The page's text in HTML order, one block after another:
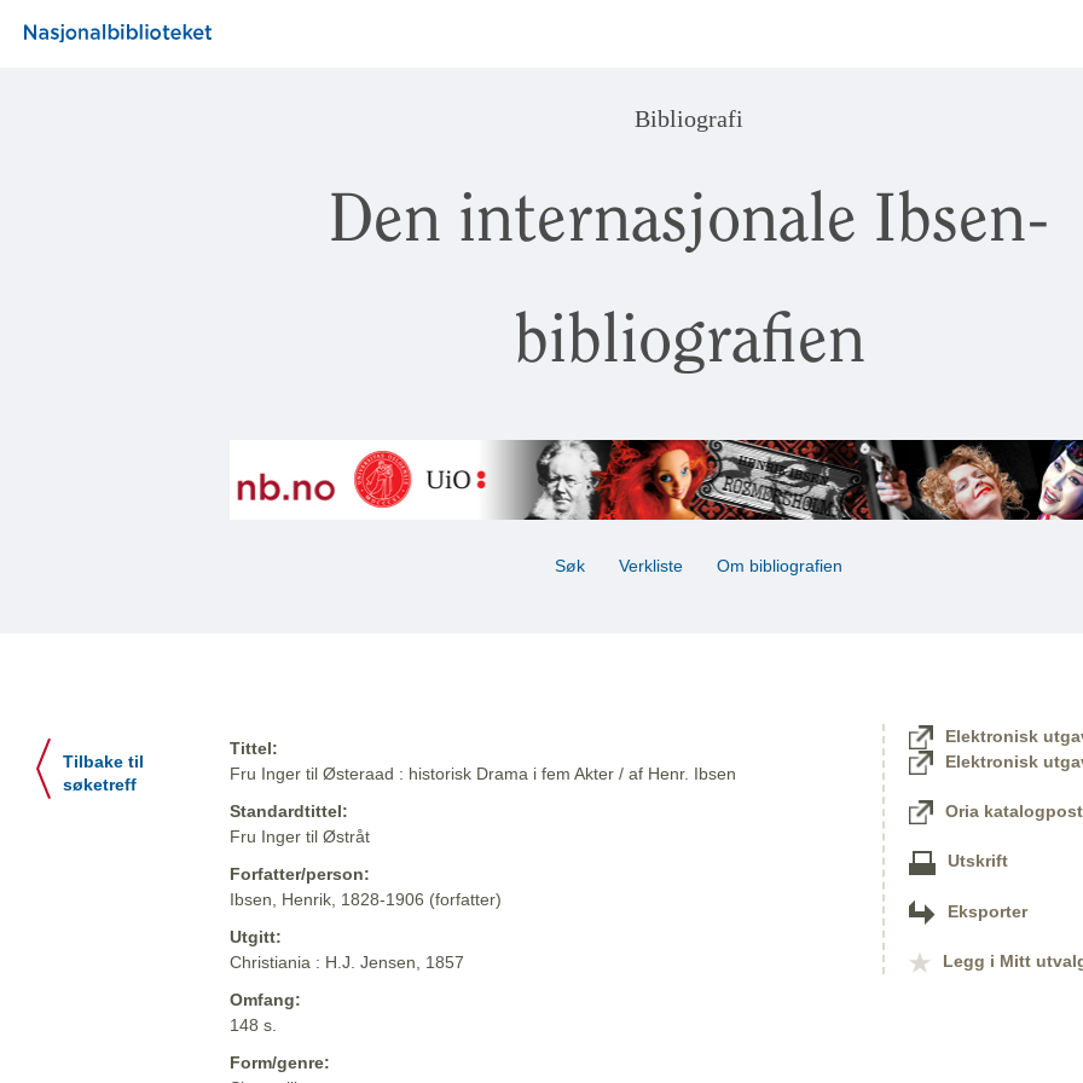
Bibliografi
Den internasjonale Ibsen-
bibliografien
Søk Verkliste Om bibliografien
Tilbake til
søketreff
Tittel:
Fru Inger til Østeraad : historisk Drama i fem Akter / af Henr. Ibsen
Standardtittel:
Fru Inger til Østråt
Forfatter/person:
Ibsen, Henrik, 1828-1906 (forfatter)
Utgitt:
Christiania : H.J. Jensen, 1857
Omfang:
148 s.
Form/genre:
Elektronisk
Elektronisk
Oria katalogpost
Utskrift
Eksporter
Legg i Mitt